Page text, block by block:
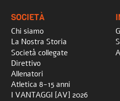
SOCIETÀ
Chi siamo
La Nostra Storia
Società collegate
Direttivo
Allenatori
Atletica 8-15 anni
I VANTAGGI [AV] 2026